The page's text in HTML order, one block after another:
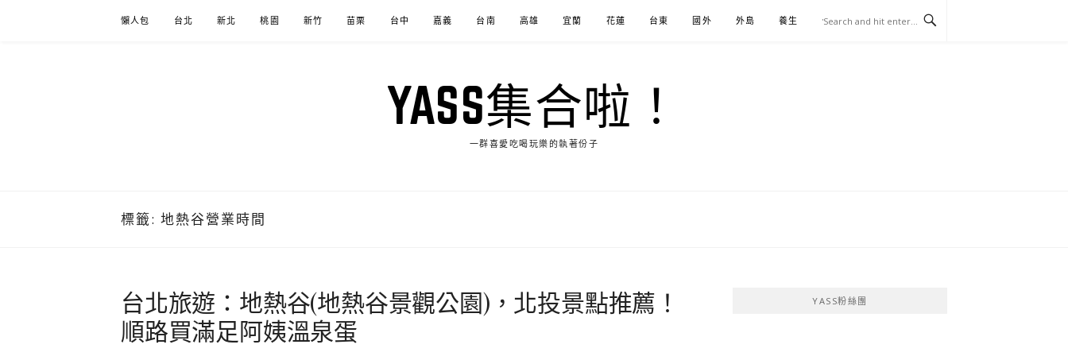
懶人包 台北 新北 桃園 新竹 苗栗 台中 嘉義 台南 高雄 宜蘭 花蓮 台東 國外 外島 養生 伴手禮
YASS集合啦！
一群喜愛吃喝玩樂的執著份子
標籤: 地熱谷營業時間
台北旅遊：地熱谷(地熱谷景觀公園)，北投景點推薦！
順路買滿足阿姨溫泉蛋
YASS粉絲團